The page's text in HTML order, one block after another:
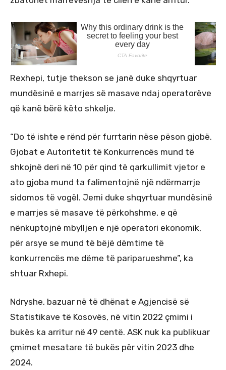
Rexhepi, tutje thekson se janë duke shqyrtuar
mundësinë e marrjes së masave ndaj operatorëve
që kanë bërë këto shkelje.
“Do të ishte e rënd për furrtarin nëse pëson gjobë.
Gjobat e Autoritetit të Konkurrencës mund të
shkojnë deri në 10 për qind të qarkullimit vjetor e
ato gjoba mund ta falimentojnë një ndërmarrje
sidomos të vogël. Jemi duke shqyrtuar mundësinë
e marrjes së masave të përkohshme, e që
nënkuptojnë mbylljen e një operatori ekonomik,
për arsye se mund të bëjë dëmtime të
konkurrencës me dëme të pariparueshme”, ka
shtuar Rxhepi.
Ndryshe, bazuar në të dhënat e Agjencisë së
Statistikave të Kosovës, në vitin 2022 çmimi i
bukës ka arritur në 49 centë. ASK nuk ka publikuar
çmimet mesatare të bukës për vitin 2023 dhe
2024.